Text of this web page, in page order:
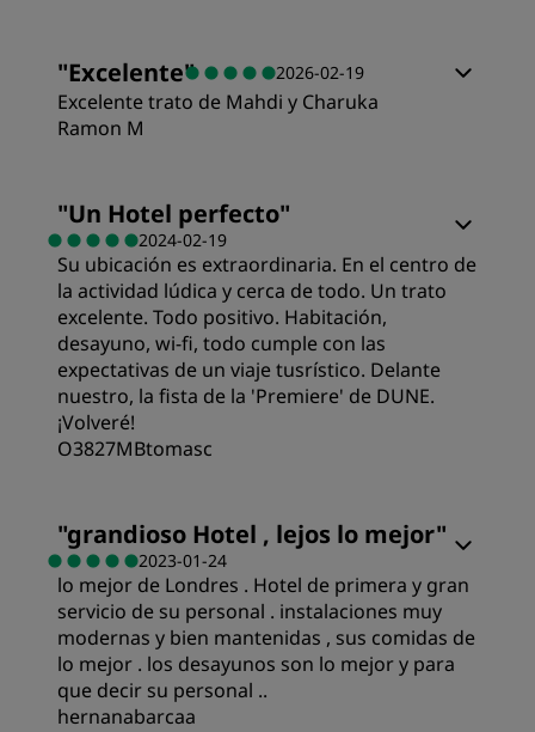
"Excelente" 2026-02-19
Excelente trato de Mahdi y Charuka
Ramon M
Calidad/precio
Calidad del sueño
Ubicación
Servicio
"Un Hotel perfecto"
2024-02-19
Su ubicación es extraordinaria. En el centro de
la actividad lúdica y cerca de todo. Un trato
excelente. Todo positivo. Habitación,
desayuno, wi-fi, todo cumple con las
expectativas de un viaje tusrístico. Delante
nuestro, la fista de la 'Premiere' de DUNE.
¡Volveré!
O3827MBtomasc
Calidad/precio
Calidad del sueño
"grandioso Hotel , lejos lo mejor"
2023-01-24
lo mejor de Londres . Hotel de primera y gran
servicio de su personal . instalaciones muy
modernas y bien mantenidas , sus comidas de
lo mejor . los desayunos son lo mejor y para
que decir su personal ..
hernanabarcaa